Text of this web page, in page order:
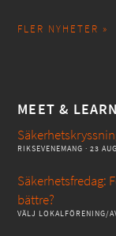
FLER NYHETER »
MEET & LEARN
RIKSEVENEMANG · 23
Säkerhetsfredag:
bättre?
VÄLJ LOKALFÖRENING/